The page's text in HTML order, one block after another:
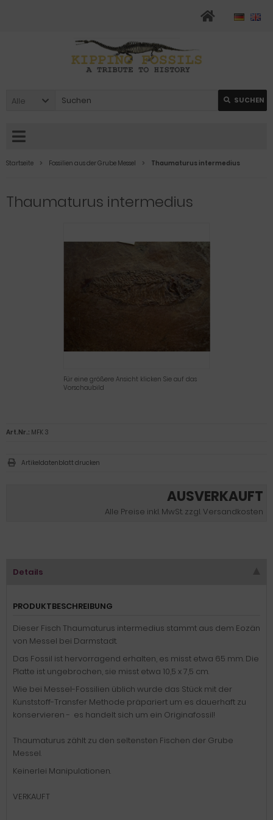
Alle SUCHEN
Startseite Fossilien aus der Grube Messel Thaumaturus intermedius
Thaumaturus intermedius
Für eine größere Ansicht klicken Sie auf das
Vorschaubild
AUSVERKAUFT
Alle Preise inkl. MwSt. zzgl. Versandkosten
Art.Nr.: MFK 3
Artikeldatenblatt drucken
Details
PRODUKTBESCHREIBUNG
Dieser Fisch Thaumaturus intermedius stammt aus dem Eozän
von Messel bei Darmstadt.
Das Fossil ist hervorragend erhalten, es misst etwa 65 mm. Die
Platte ist ungebrochen, sie misst etwa 10,5 x 7,5 cm.
Wie bei Messel-Fossilien üblich wurde das Stück mit der
Kunststoff-Transfer Methode präpariert um es dauerhaft zu
konservieren - es handelt sich um ein Originafossil!
Thaumaturus zählt zu den seltensten Fischen der Grube
Messel.
Keinerlei Manipulationen.
VERKAUFT